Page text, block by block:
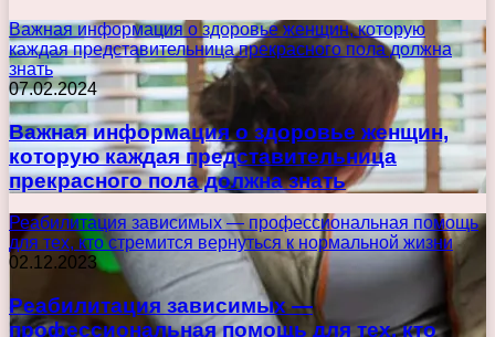
Важная информация о здоровье женщин, которую
каждая представительница прекрасного пола должна
знать
07.02.2024
Важная информация о здоровье женщин,
которую каждая представительница
прекрасного пола должна знать
Реабилитация зависимых — профессиональная помощь
для тех, кто стремится вернуться к нормальной жизни
02.12.2023
Реабилитация зависимых —
профессиональная помощь для тех, кто